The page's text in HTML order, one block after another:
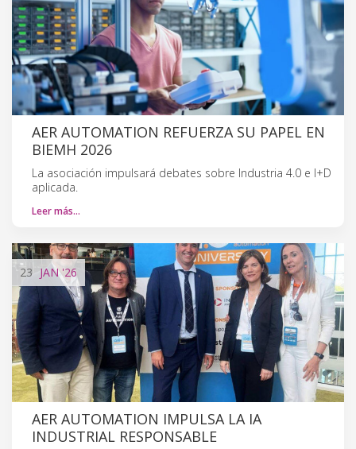
AER AUTOMATION REFUERZA SU PAPEL EN
BIEMH 2026
La asociación impulsará debates sobre Industria 4.0 e I+D
aplicada.
Leer más…
23 JAN'26
AER AUTOMATION IMPULSA LA IA
INDUSTRIAL RESPONSABLE